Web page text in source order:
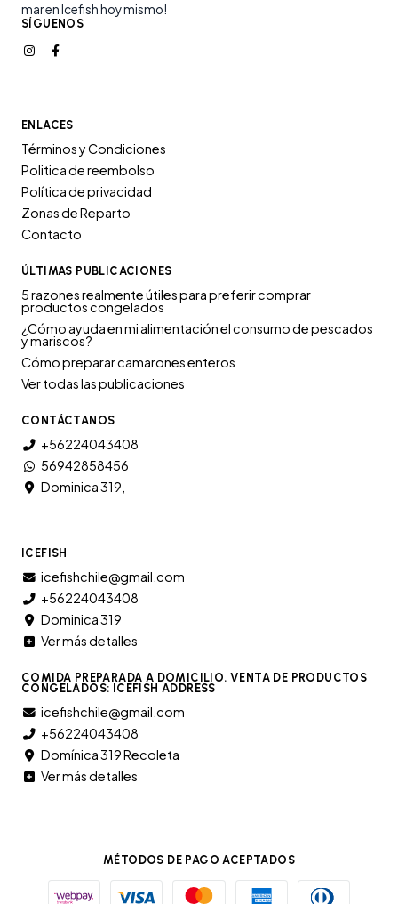
mar en Icefish hoy mismo!
SÍGUENOS
ENLACES
Términos y Condiciones
Politica de reembolso
Política de privacidad
Zonas de Reparto
Contacto
ÚLTIMAS PUBLICACIONES
5 razones realmente útiles para preferir comprar
productos congelados
¿Cómo ayuda en mi alimentación el consumo de pescados
y mariscos?
Cómo preparar camarones enteros
Ver todas las publicaciones
CONTÁCTANOS
+56224043408
56942858456
Dominica 319,
ICEFISH
icefishchile@gmail.com
+56224043408
Dominica 319
Ver más detalles
COMIDA PREPARADA A DOMICILIO. VENTA DE PRODUCTOS
CONGELADOS: ICEFISH ADDRESS
icefishchile@gmail.com
+56224043408
Domínica 319 Recoleta
Ver más detalles
MÉTODOS DE PAGO ACEPTADOS